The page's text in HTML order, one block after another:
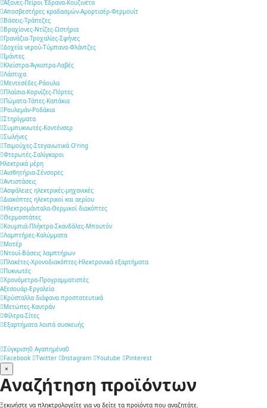
Άξονες-Πείροι Έδρανα-Κουζινέτα
Αποσβεστήρες κραδασμών-Αμορτισέρ-Φερμουίτ
Βάσεις-Τράπεζες
Βραχίονες-Ντίζες-Ωστήρια
Γρανάζια-Τροχαλίες-Σφήνες
Δοχεία νερού-Τύμπανα-Φλάντζες
Ιμάντες
Κλείστρα-Άγκιστρα-Λαβές
Λάστιχα
Μεντεσέδες-Ράουλα
Πλαίσια-Κορνίζες-Πόρτες
Πώματα-Τάπες-Καπάκια
Ρουλεμάν-Ροδάκια
Στηρίγματα
Συμπυκνωτές-Κοντένσερ
Σωλήνες
Τσιμούχες-Στεγανωτικά O'ring
Φτερωτές-Σαλίγκαροι
Ηλεκτρικά μέρη
Αισθητήρια-Σένσορες
Αντιστάσεις
Ασφάλειες ηλεκτρικές-μηχανικές
Διακόπτες ηλεκτρικοί και αερίου
Ηλεκτρομάνταλα-Θερμικοί διακόπτες
Θερμοστάτες
Κουμπιά-Πλήκτρα-Σκανδάλες-Μπουτόν
Λαμπτήρες-Καλύμματα
Μοτέρ
Ντουί-Βάσεις λαμπτήρων
Πλακέτες-Χρονοδιακόπτες-Ηλεκτρονικά εξαρτήματα
Πυκνωτές
Χρονόμετρα-Προγραμματιστές
Αξεσουάρ-Εργαλεία
Κρύσταλλα διάφανα προστατευτικά
Μετώπες-Καντράν
Φίλτρα-Σίτες
Εξαρτήματα λοιπά συσκευής
Σύγκριση0 Αγαπημένα0
Facebook
Twitter Instagram Youtube
Pinterest
×
Αναζήτηση προϊόντων
Ξεκινήστε να πληκτρολογείτε για να δείτε τα προϊόντα που αναζητάτε.